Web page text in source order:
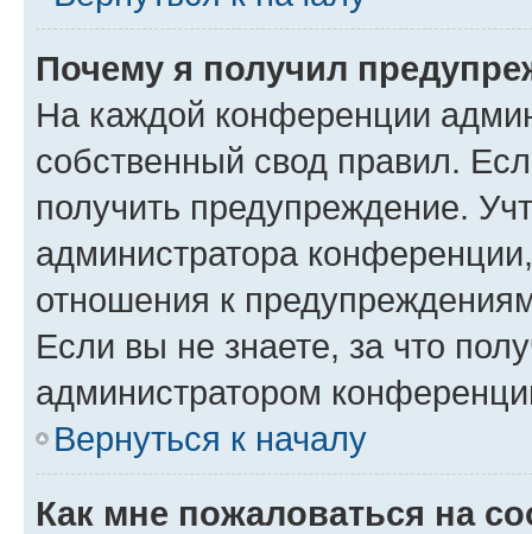
Почему я получил
На каждой конференции
собственный свод правил.
получить предупреждение.
администратора
отношения к
Если вы не знаете, за что
администратором
Вернуться к началу
Как мне пожаловаться на